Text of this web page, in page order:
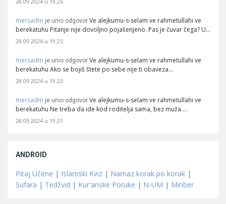
mersadm je unio odgovor Ve alejkumu-s-selam ve rahmetullahi ve
berekatuhu Pitanje nije dovoljno pojašenjeno. Pas je čuvar čega? U…
28.09.2024 u 19:25
mersadm je unio odgovor Ve alejkumu-s-selam ve rahmetullahi ve
berekatuhu Ako se bojiš štete po sebe nije ti obaveza…
28.09.2024 u 19:23
mersadm je unio odgovor Ve alejkumu-s-selam ve rahmetullahi ve
berekatuhu Ne treba da ide kod roditelja sama, bez muža.…
28.09.2024 u 19:21
ANDROID
Pitaj Učene | Islamski Kviz | Namaz korak po korak |
Sufara | Tedžvid | Kur'anske Poruke | N-UM | Minber